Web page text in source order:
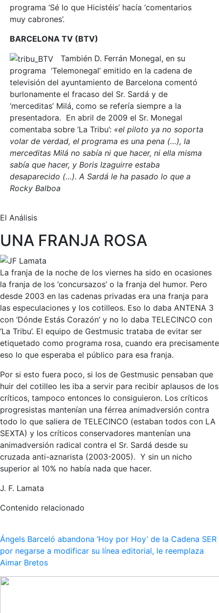
programa ‘Sé lo que Hicistéis’ hacía ‘comentarios
muy cabrones’.
BARCELONA TV (BTV)
También D. Ferrán Monegal, en su
programa ‘Telemonegal’ emitido en la cadena de
televisión del ayuntamiento de Barcelona comentó
burlonamente el fracaso del Sr. Sardá y de
‘merceditas’ Milá, como se refería siempre a la
presentadora. En abril de 2009 el Sr. Monegal
comentaba sobre ‘La Tribu’: «el piloto ya no soporta
volar de verdad, el programa es una pena (…), la
merceditas Milá no sabía ni que hacer, ni ella misma
sabía que hacer, y Boris Izaguirre estaba
desaparecido (…). A Sardá le ha pasado lo que a
Rocky Balboa
El Análisis
UNA FRANJA ROSA
La franja de la noche de los viernes ha sido en ocasiones
la franja de los ‘concursazos’ o la franja del humor. Pero
desde 2003 en las cadenas privadas era una franja para
las especulaciones y los cotilleos. Eso lo daba ANTENA 3
con ‘Dónde Estás Corazón’ y no lo daba TELECINCO con
‘La Tribu’. El equipo de Gestmusic trataba de evitar ser
etiquetado como programa rosa, cuando era precisamente
eso lo que esperaba el público para esa franja.
Por si esto fuera poco, si los de Gestmusic pensaban que
huir del cotilleo les iba a servir para recibir aplausos de los
críticos, tampoco entonces lo consiguieron. Los críticos
progresistas mantenían una férrea animadversión contra
todo lo que saliera de TELECINCO (estaban todos con LA
SEXTA) y los críticos conservadores mantenían una
animadversión radical contra el Sr. Sardá desde su
cruzada anti-aznarista (2003-2005). Y sin un nicho
superior al 10% no había nada que hacer.
J. F. Lamata
Contenido relacionado
Ángels Barceló abandona ‘Hoy por Hoy’ de la Cadena SER
por negarse a modificar su línea editorial, le reemplaza
Aimar Bretos